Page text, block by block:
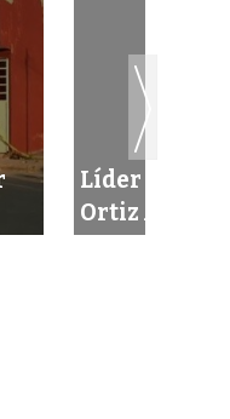
Líder del
Ortiz Azar